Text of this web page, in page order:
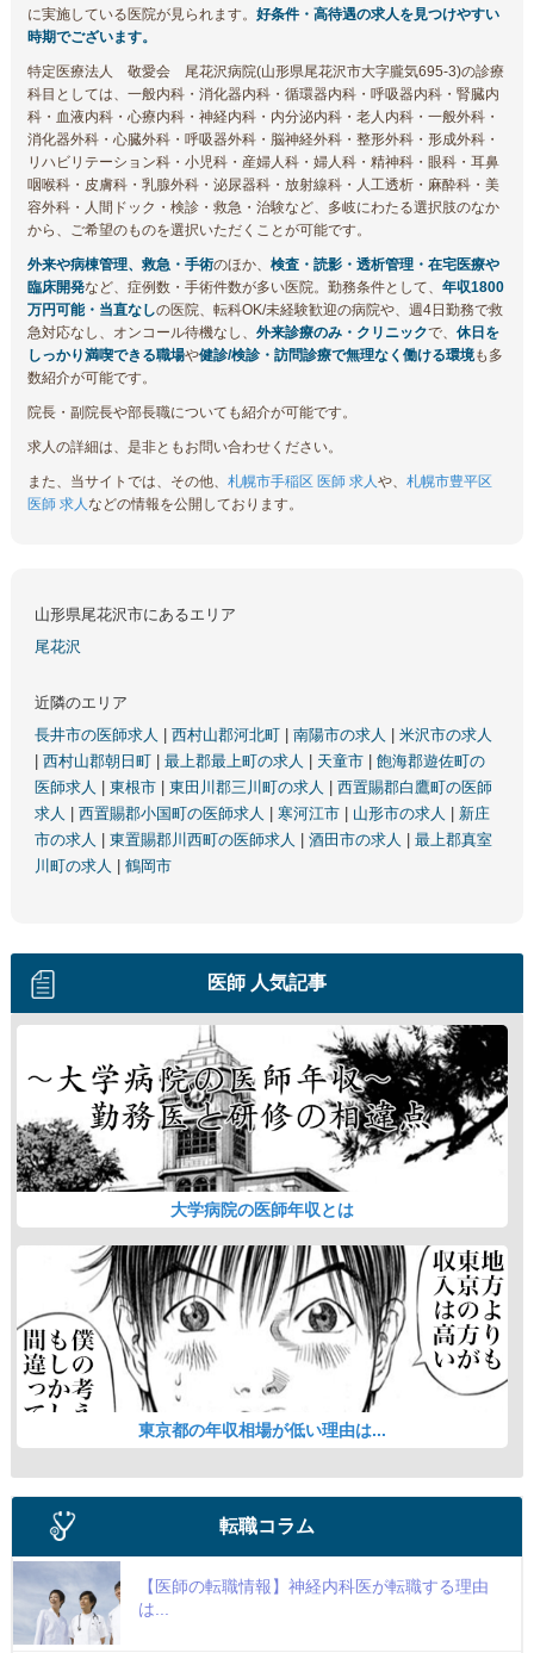
に実施している医院が見られます。 好条件・高待遇の求人を見つけやすい
時期でございます。
特定医療法人 敬愛会 尾花沢病院(山形県尾花沢市大字朧気695-3)の診療
科目としては、一般内科・消化器内科・循環器内科・呼吸器内科・腎臓内
科・血液内科・心療内科・神経内科・内分泌内科・老人内科・一般外科・
消化器外科・心臓外科・呼吸器外科・脳神経外科・整形外科・形成外科・
リハビリテーション科・小児科・産婦人科・婦人科・精神科・眼科・耳鼻
咽喉科・皮膚科・乳腺外科・泌尿器科・放射線科・人工透析・麻酔科・美
容外科・人間ドック・検診・救急・治験など、多岐にわたる選択肢のなか
から、ご希望のものを選択いただくことが可能です。
外来や病棟管理、救急・手術のほか、 検査・読影・透析管理・在宅医療や
臨床開発など、症例数・手術件数が多い医院。勤務条件として、 年収1800
万円可能・当直なしの医院、転科OK/未経験歓迎の病院や、週4日勤務で救
急対応なし、オンコール待機なし、 外来診療のみ・クリニックで、 休日を
しっかり満喫できる職場や健診/検診・訪問診療で無理なく働ける環境も多
数紹介が可能です。
院長・副院長や部長職についても紹介が可能です。
求人の詳細は、是非ともお問い合わせください。
また、当サイトでは、その他、 札幌市手稲区 医師 求人や、 札幌市豊平区
医師 求人などの情報を公開しております。
山形県尾花沢市にあるエリア
尾花沢
近隣のエリア
長井市の医師求人
西村山郡河北町 南陽市の求人
米沢市の求人
西村山郡朝日町 最上郡最上町の求人 天童市
飽海郡遊佐町の
医師求人
東根市 東田川郡三川町の求人
西置賜郡白鷹町の医師
求人
西置賜郡小国町の医師求人 寒河江市 山形市の求人
新庄
市の求人
東置賜郡川西町の医師求人 酒田市の求人
最上郡真室
川町の求人
鶴岡市
医師 人気記事
大学病院の医師年収とは
東京都の年収相場が低い理由は...
転職コラム
【医師の転職情報】神経内科医が転職する理由
は...